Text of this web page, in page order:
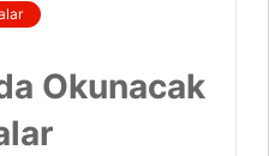
Okunacak